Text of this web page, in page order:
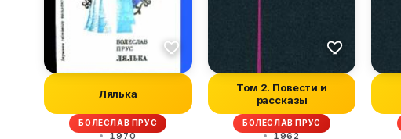
Лялька
БОЛЕСЛАВ ПРУС
1970
Том 2. Повести и
рассказы
БОЛЕСЛАВ ПРУС
1962